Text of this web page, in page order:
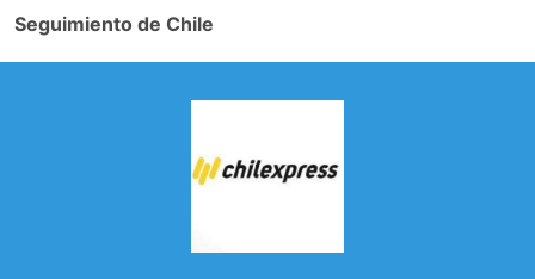
Seguimiento de Chile